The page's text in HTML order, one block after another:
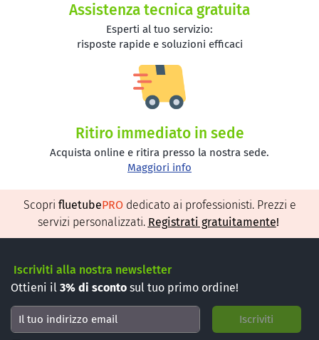
Assistenza tecnica gratuita
Esperti al tuo servizio:
risposte rapide e soluzioni efficaci
Ritiro immediato in sede
Acquista online e ritira presso la nostra sede.
Maggiori info
Scopri fluetubePRO dedicato ai professionisti. Prezzi e
servizi personalizzati. Registrati gratuitamente!
Iscriviti alla nostra newsletter
Ottieni il 3% di sconto sul tuo primo ordine!